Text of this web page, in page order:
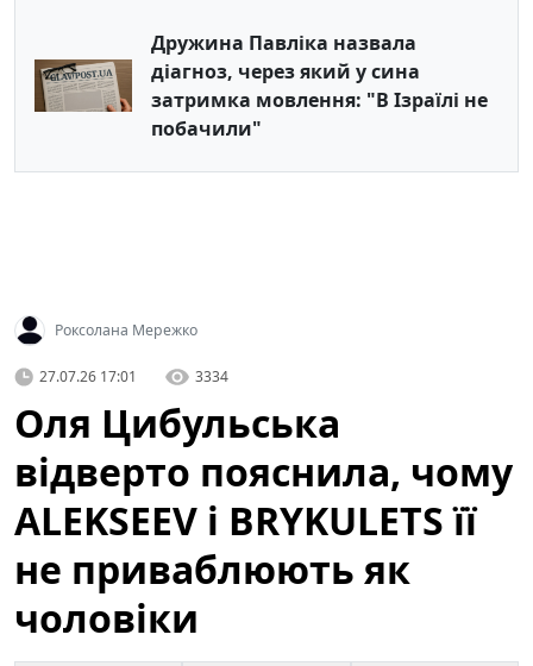
Дружина Павліка назвала
діагноз, через який у сина
затримка мовлення: "В Ізраїлі не
побачили"
Роксолана Мережко
27.07.26 17:01 3334
Оля Цибульська
відверто пояснила, чому
ALEKSEEV і BRYKULETS її
не приваблюють як
чоловіки